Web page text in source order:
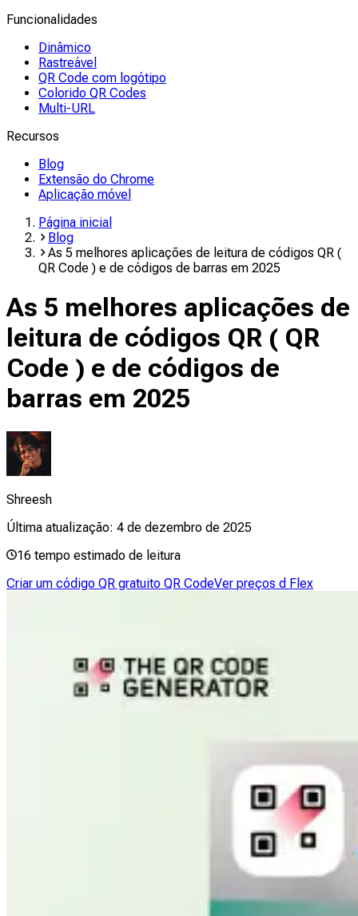
Funcionalidades
Dinâmico
Rastreável
QR Code com logótipo
Colorido QR Codes
Multi-URL
Recursos
Blog
Extensão do Chrome
Aplicação móvel
Página inicial
Blog
As 5 melhores aplicações de leitura de códigos QR (
QR Code ) e de códigos de barras em 2025
As 5 melhores aplicações de
leitura de códigos QR ( QR
Code ) e de códigos de
barras em 2025
Shreesh
Última atualização: 4 de dezembro de 2025
16 tempo estimado de leitura
Criar um código QR gratuito QR CodeVer preços d Flex